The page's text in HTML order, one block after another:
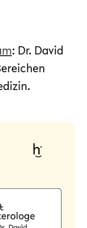
: Dr. David